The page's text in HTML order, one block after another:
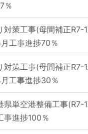
％
対策工事(母間補正R7-
工事進捗70％
対策工事(母間補正R7-
工事進捗30％
県単空港整備工事(R7-
事進捗100％